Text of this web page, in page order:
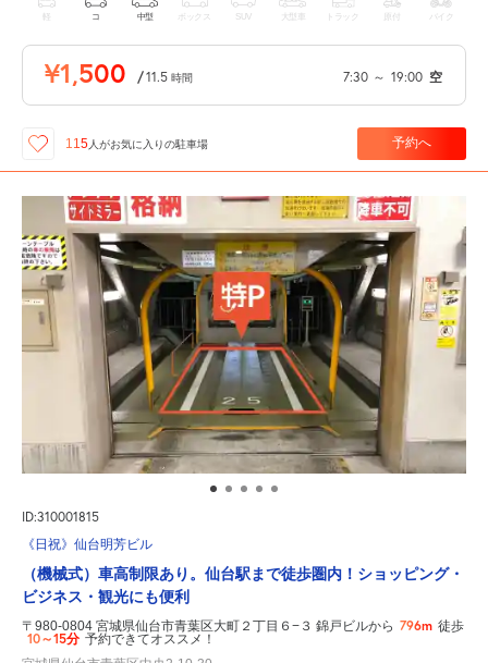
軽 コ 中型 ボックス SUV 大型車 トラック 原付 バイク
¥1,500 /11.5 時間 7:30 ～ 19:00 空
115 人がお気に入りの駐車場 予約へ
ID:310001815
《日祝》仙台明芳ビル
（機械式）車高制限あり。仙台駅まで徒歩圏内！ショッピング・
ビジネス・観光にも便利
〒980-0804 宮城県仙台市青葉区大町２丁目６−３ 錦戸ビルから 796m 徒歩
10～15分 予約できてオススメ！